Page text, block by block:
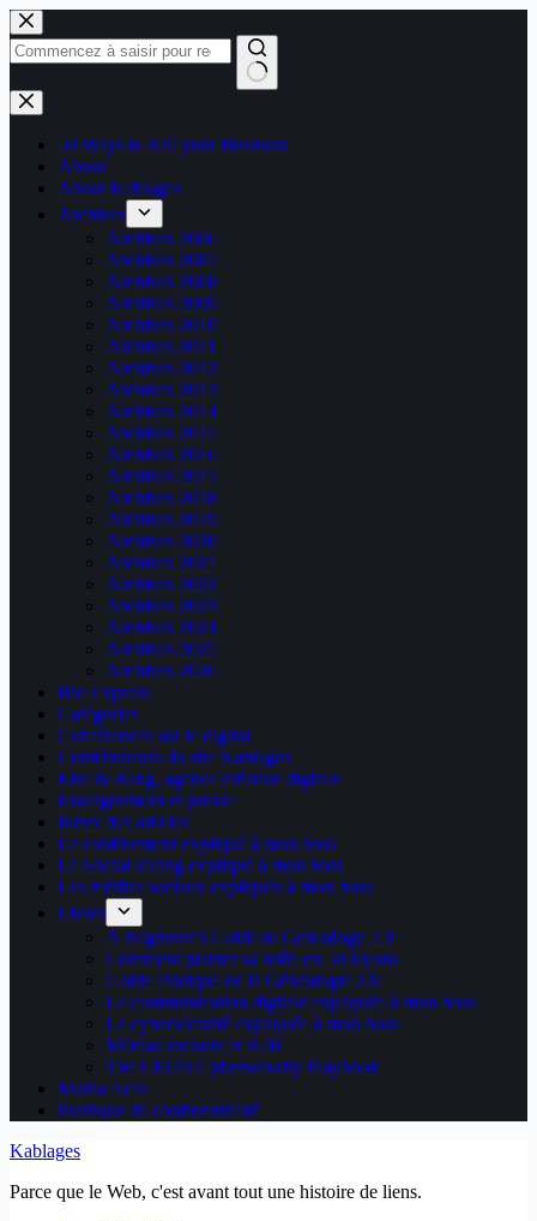
Passer
au
contenu
Aucun
résultat
50 Ways to Kill your Business
About
About Kablages
Archives
Archives 2006
Archives 2007
Archives 2008
Archives 2009
Archives 2010
Archives 2011
Archives 2012
Archives 2013
Archives 2014
Archives 2015
Archives 2016
Archives 2017
Archives 2018
Archives 2019
Archives 2020
Archives 2021
Archives 2022
Archives 2023
Archives 2024
Archives 2025
Archives 2026
Bio Express
Catégories
Conférences sur le digital
Contributeurs du site Kablages
Else & Bang, agence créative digitale
Enseignement et presse
Index des articles
Le confinement expliqué à mon boss
Le Social selling expliqué à mon boss
Les médias sociaux expliqués à mon boss
Livres
A Beginner’s Guide to Genealogy 2.0
Comment planter sa boîte en 50 leçons
Guide Pratique de la Généalogie 2.0
La communication digitale expliquée à mon boss
La cybersécurité expliquée à mon boss
Médias sociaux et B2B
The CEO’s Cybersecurity Playbook
Media Aces
Politique de confidentialité
Kablages
Parce que le Web, c'est avant tout une histoire de liens.